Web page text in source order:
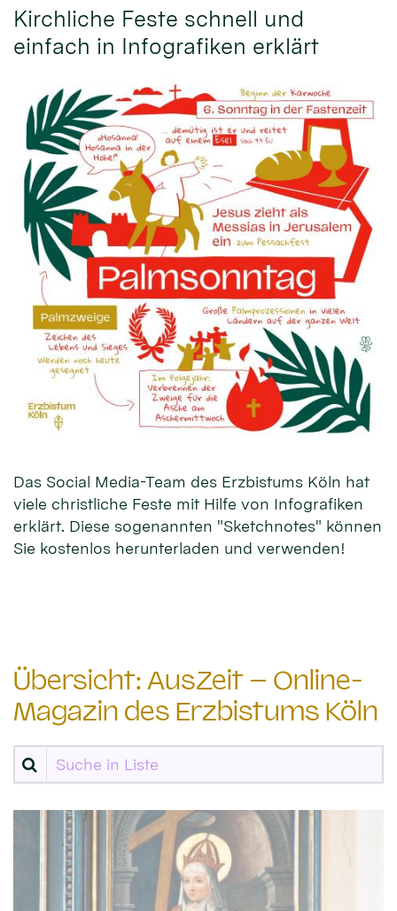
Kirchliche Feste schnell und
einfach in Infografiken erklärt
Das Social Media-Team des Erzbistums Köln hat
viele christliche Feste mit Hilfe von Infografiken
erklärt. Diese sogenannten "Sketchnotes" können
Sie kostenlos herunterladen und verwenden!
Übersicht: AusZeit – Online-
Magazin des Erzbistums Köln
Suche in Liste